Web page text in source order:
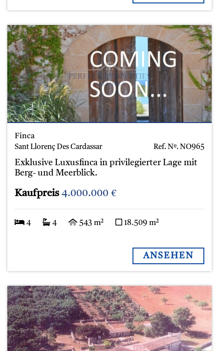
Finca
Sant Llorenç Des Cardassar Ref. Nº. NO965
Exklusive Luxusfinca in privilegierter Lage mit
Berg- und Meerblick.
Kaufpreis 4.000.000 €
4 4 543 m² 18.509 m²
ANSEHEN